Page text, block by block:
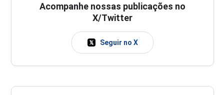
Acompanhe nossas publicações no
X/Twitter
Seguir no X